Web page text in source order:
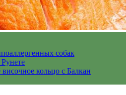
собак
кольцо с Балкан